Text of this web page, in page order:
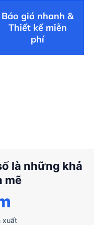
Báo giá nhanh &
Thiết kế miễn
phí
là những khả
mẽ
xuất